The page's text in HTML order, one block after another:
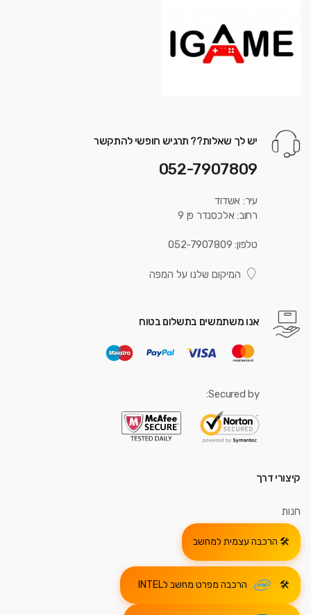
יש לך שאלות?? תרגיש חופשי להתקשר
052-7907809
עיר: אשדוד
רחוב: אלכסנדר פן 9
טלפון: 052-7907809
המיקום שלנו על המפה
אנו משתמשים בתשלום בטוח
Secured by:
קיצורי דרך
חנות
הרכבה עצמית למחשב
הרכבה מפרט מחשב לINTEL